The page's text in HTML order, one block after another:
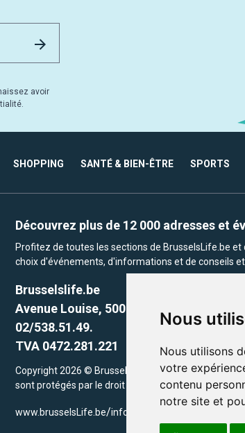
Nous
Nous utilisons
votre
contenu
notre site et
avoir
SHOPPING SANTÉ & BIEN-ÊTRE SPORTS
Découvrez plus de 12 000 adresses et
Profitez de toutes les sections de BrusselsLife.be
choix d'événements, d'informations et de conseils
Brusselslife.be
Avenue Louise, 500 -1050 Ixelles,
02/538.51.49.
TVA 0472.281.221
Copyright 2026 © Brusselslife.be Tous droits
sont protégés par le droit d'auteur. la propriétaires
www.brusselsLife.be/info@brusselslife.be